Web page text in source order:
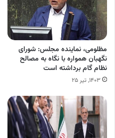
مظلومی، نماینده مجلس: شورای
نگهبان همواره با نگاه به مصالح
نظام گام برداشته است
۱۴۰۳, تیر ۲۵